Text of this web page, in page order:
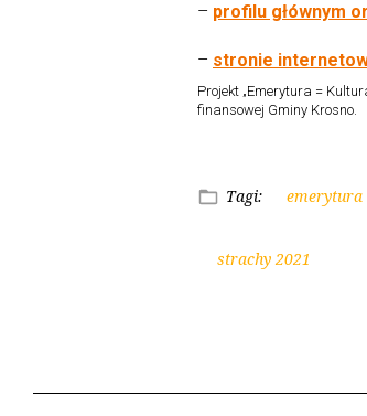
– profilu głównym
– stronie
Projekt „Emerytura =
finansowej Gminy Krosno.
Tagi:
strachy 2021